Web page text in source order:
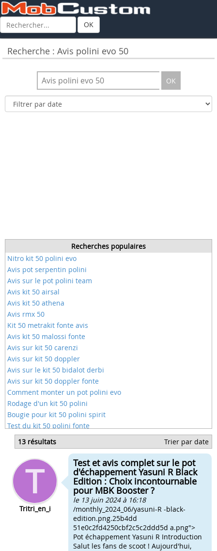
OK
Recherche : Avis polini evo 50
OK
Recherches populaires
Nitro kit 50 polini evo
Avis pot serpentin polini
Avis sur le pot polini team
Avis kit 50 airsal
Avis kit 50 athena
Avis rmx 50
Kit 50 metrakit fonte avis
Avis kit 50 malossi fonte
Avis sur kit 50 carenzi
Avis sur kit 50 doppler
Avis sur le kit 50 bidalot derbi
Avis sur kit 50 doppler fonte
Comment monter un pot polini evo
Rodage d'un kit 50 polini
Bougie pour kit 50 polini spirit
Test du kit 50 polini fonte
Kit 50 polini fonte réglages carbu
Kit 50 polini fonte ou malossi fonte
Quel galets pour un kit 50 polini
Quel pot pour un kit 50 polini
13 résultats Trier par date
Tritri_en_i
Test et avis complet sur le pot
d'échappement Yasuni R Black
Edition : Choix incontournable
pour MBK Booster ?
le 13 juin 2024 à 16:18
/monthly_2024_06/yasuni-R -black-
edition.png.25b4dd
51e0c2fd4250cbf2c5c2ddd5d a.png">
Pot échappement Yasuni R Introduction
Salut les fans de scoot ! Aujourd'hui,